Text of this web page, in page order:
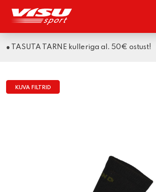
● LOGI SISSE ja saa -
KUVA FILTRID